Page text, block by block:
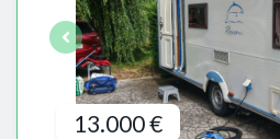
13.000 €